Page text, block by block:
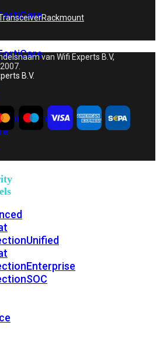
FortiCare
Unified
Enterprise
SOC
Rackmount
van Wifi Experts B.V,
B.V.